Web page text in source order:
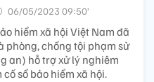
06/05/2023 09:50’
hiểm xã hội Việt Nam đã
phòng, chống tội phạm sử
an) hỗ trợ xử lý nghiêm
sổ bảo hiểm xã hội.